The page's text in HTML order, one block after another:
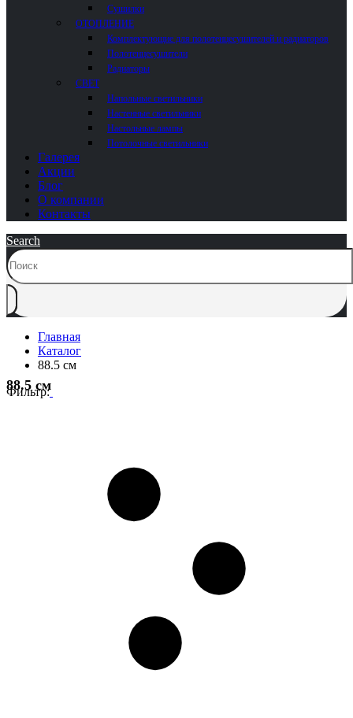
Сушилки
ОТОПЛЕНИЕ
Комплектующие для полотенцесушителей и радиаторов
Полотенцесушители
Радиаторы
СВЕТ
Напольные светильники
Настенные светильники
Настольные лампы
Потолочные светильники
Галерея
Акции
Блог
О компании
Контакты
Search
Главная
Каталог
88.5 см
88.5 см
Фильтр: